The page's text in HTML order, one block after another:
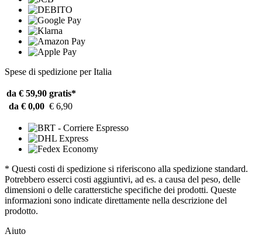
Spese di spedizione per Italia
da € 59,90 gratis*
da € 0,00 € 6,90
* Questi costi di spedizione si riferiscono alla spedizione standard.
Potrebbero esserci costi aggiuntivi, ad es. a causa del peso, delle
dimensioni o delle caratterstiche specifiche dei prodotti. Queste
informazioni sono indicate direttamente nella descrizione del
prodotto.
Aiuto